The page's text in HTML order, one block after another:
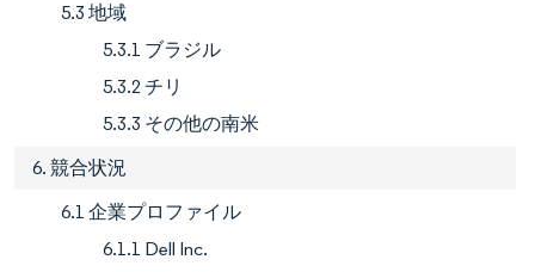
5.3 地域
5.3.1 ブラジル
5.3.2 チリ
5.3.3 その他の南米
6. 競合状況
6.1 企業プロファイル
6.1.1 Dell Inc.